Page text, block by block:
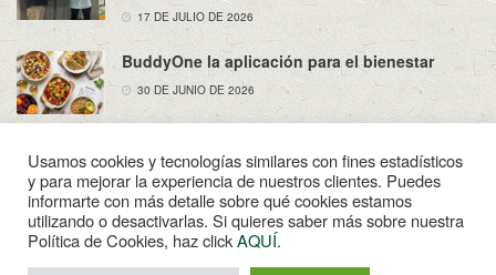
17 DE JULIO DE 2026
BuddyOne la aplicación para el bienestar
30 DE JUNIO DE 2026
Sobre Nosotros Política de Privacidad
Aviso Legal
Contacto
Usamos cookies y tecnologías similares con fines estadísticos
y para mejorar la experiencia de nuestros clientes. Puedes
informarte con más detalle sobre qué cookies estamos
utilizando o desactivarlas. Si quieres saber más sobre nuestra
Política de Cookies, haz clickAQUÍ.